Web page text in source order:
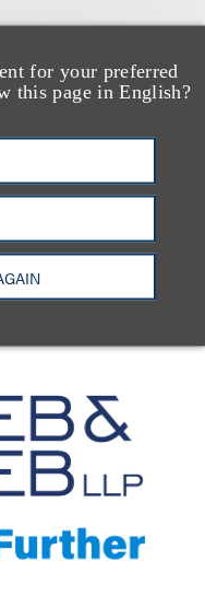
for your preferred
this page in English?
森斯
代表处
X
YouTube
条款